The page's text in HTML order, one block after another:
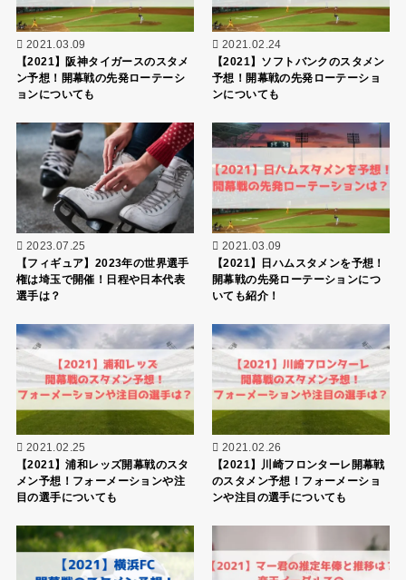
2021.03.09
【2021】阪神タイガースのスタメ
ン予想！開幕戦の先発ローテーシ
ョンについても
2021.02.24
【2021】ソフトバンクのスタメン
予想！開幕戦の先発ローテーショ
ンについても
2023.07.25
【フィギュア】2023年の世界選手
権は埼玉で開催！日程や日本代表
選手は？
2021.03.09
【2021】日ハムスタメンを予想！
開幕戦の先発ローテーションにつ
いても紹介！
2021.02.25
【2021】浦和レッズ開幕戦のスタ
メン予想！フォーメーションや注
目の選手についても
2021.02.26
【2021】川崎フロンターレ開幕戦
のスタメン予想！フォーメーショ
ンや注目の選手についても